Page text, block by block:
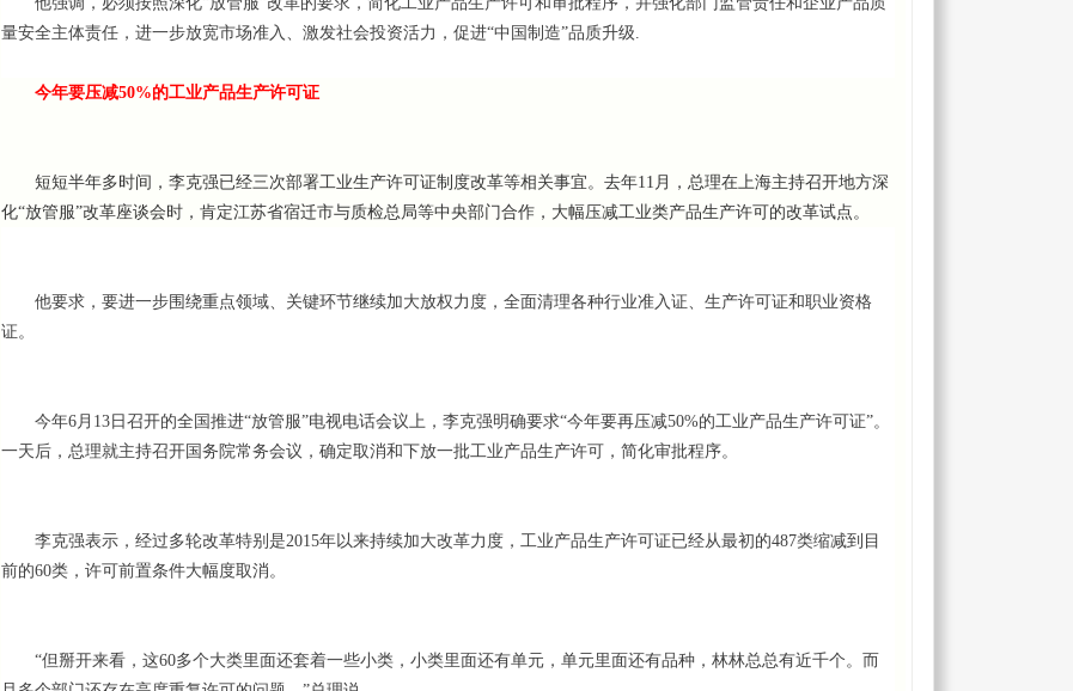
量安全主体责任，进一步放宽市场准入、激发社会投资活力，促进“中国制造”品质升级.
今年要压减50%的工业产品生产许可证
短短半年多时间，李克强已经三次部署工业生产许可证制度改革等相关事宜。去年11月，总理在上海主持召开地方深
化“放管服”改革座谈会时，肯定江苏省宿迁市与质检总局等中央部门合作，大幅压减工业类产品生产许可的改革试点。
他要求，要进一步围绕重点领域、关键环节继续加大放权力度，全面清理各种行业准入证、生产许可证和职业资格
证。
今年6月13日召开的全国推进“放管服”电视电话会议上，李克强明确要求“今年要再压减50%的工业产品生产许可证”。
一天后，总理就主持召开国务院常务会议，确定取消和下放一批工业产品生产许可，简化审批程序。
李克强表示，经过多轮改革特别是2015年以来持续加大改革力度，工业产品生产许可证已经从最初的487类缩减到目
前的60类，许可前置条件大幅度取消。
“但掰开来看，这60多个大类里面还套着一些小类，小类里面还有单元，单元里面还有品种，林林总总有近千个。而